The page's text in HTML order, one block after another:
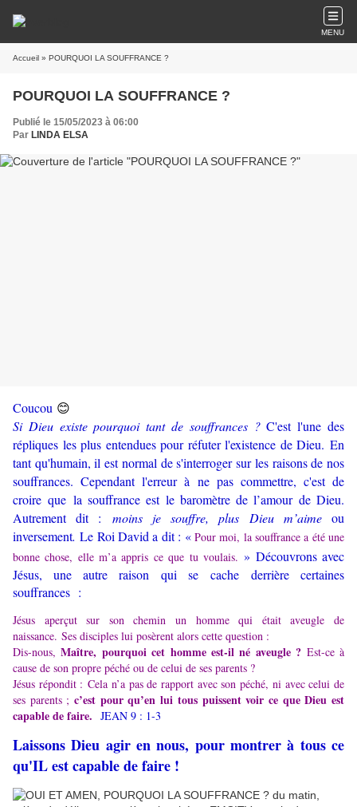
MENU
Accueil » POURQUOI LA SOUFFRANCE ?
POURQUOI LA SOUFFRANCE ?
Publié le 15/05/2023 à 06:00
Par LINDA ELSA
Coucou 😊
Si Dieu existe pourquoi tant de souffrances ?C'est l'une des
répliques les plus entendues pour réfuter l'existence de Dieu. En
tant qu'humain, il est normal de s'interroger sur les raisons de nos
souffrances. Cependant l'erreur à ne pas commettre, c'est de
croire que la souffrance est le baromètre de l’amour de Dieu.
Autrement dit : moins je souffre, plus Dieu m’aimeou
inversement. Le Roi David a dit : « Pour moi, la souffrance a été une
bonne chose, elle m’a appris ce que tu voulais. » Découvrons avec
Jésus, une autre raison qui se cache derrière certaines
souffrances :
Jésus aperçut sur son chemin un homme qui était aveugle de
naissance. Ses disciples lui posèrent alors cette question :
Dis-nous,Maître, pourquoi cet homme est-il né aveugle ? Est-ce à
cause de son propre péché ou de celui de ses parents ?
Jésus répondit : Cela n’a pas de rapport avec son péché, ni avec celui de
ses parents ;c’est pour qu’en lui tous puissent voir ce que Dieu est
capable de faire. JEAN 9 : 1-3
Laissons Dieu agir en nous, pour montrer à tous ce
qu'IL est capable de faire !